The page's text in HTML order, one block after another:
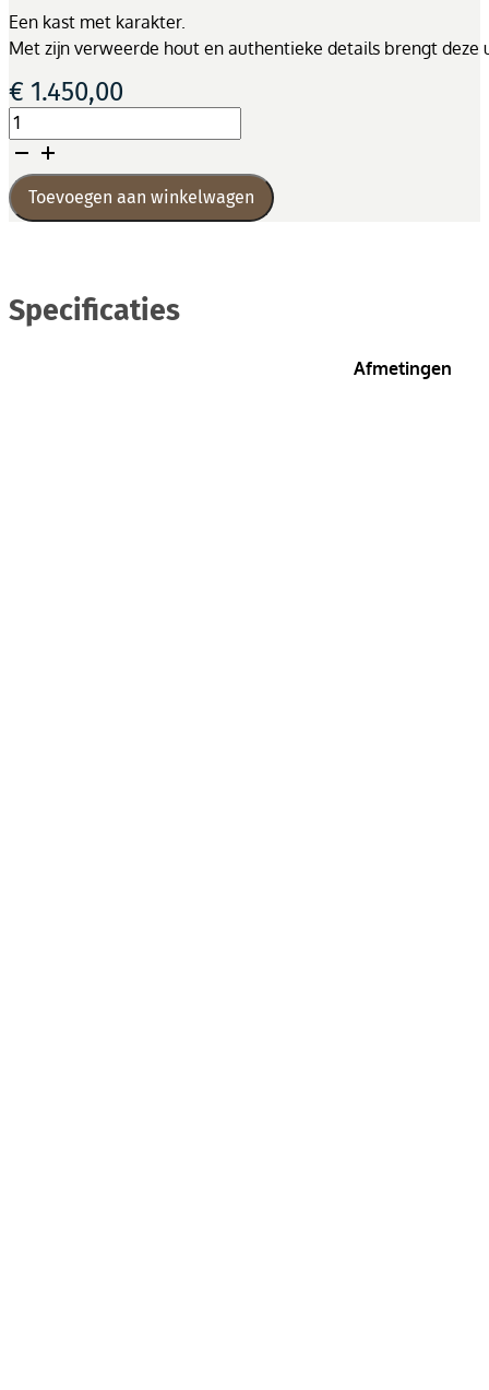
Een kast met karakter.
Met zijn verweerde hout en authentieke details brengt
€ 1.450,00
Kast
Almirah
aantal
Toevoegen aan winkelwagen
Specificaties
Afmetingen